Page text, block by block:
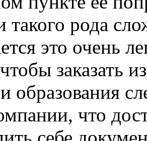
рода
это очень
заказать
образования
что